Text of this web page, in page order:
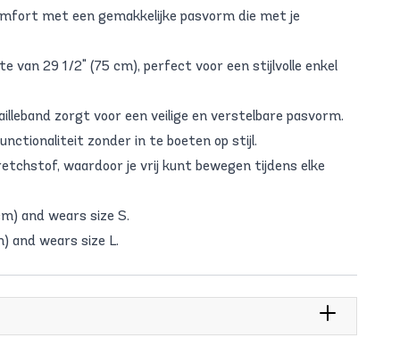
met een gemakkelijke pasvorm die met je
van 29 1/2" (75 cm), perfect voor een stijlvolle enkel
zorgt voor een veilige en verstelbare pasvorm.
zonder in te boeten op stijl.
waardoor je vrij kunt bewegen tijdens elke
and wears size S.
and wears size L.